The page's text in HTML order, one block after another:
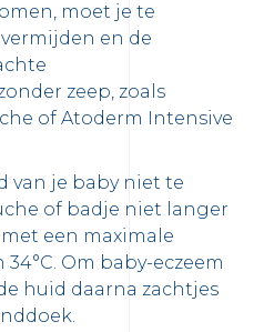
moet je te
en de
zeep, zoals
of Atoderm Intensive
van je baby niet te
of badje niet langer
een maximale
Om baby-eczeem
huid daarna zachtjes